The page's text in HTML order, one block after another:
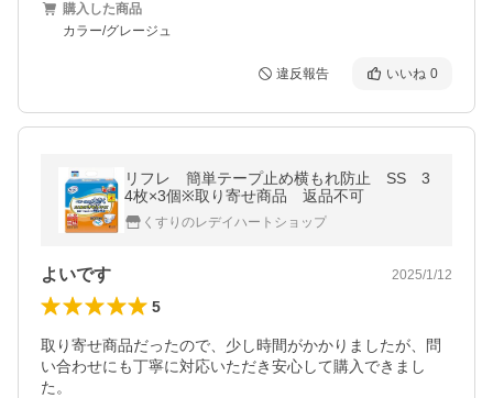
購入した商品
カラー/グレージュ
違反報告 いいね 0
リフレ 簡単テープ止め横もれ防止 SS 3
4枚×3個※取り寄せ商品 返品不可
くすりのレデイハートショップ
よいです 2025/1/12
5
取り寄せ商品だったので、少し時間がかかりましたが、問
い合わせにも丁寧に対応いただき安心して購入できまし
た。